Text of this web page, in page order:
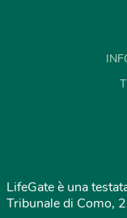
LifeGate è una
Tribunale di Como,